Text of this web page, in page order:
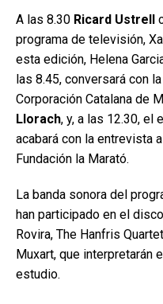
A las 8.30 Ricard Ustrell
programa de televisión,
esta edición, Helena
las 8.45, conversará con
Corporación Catalana de
Llorach, y, a las 12.30, el
acabará con la entrevista
Fundación la Marató.
La banda sonora del
han participado en el
Rovira, The Hanfris
Muxart, que interpretarán
estudio.